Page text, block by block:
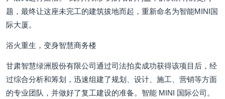
题，最终让这座未完工的建筑拔地而起，重新命名为智能MINI国
际大厦。
浴火重生，变身智慧商务楼
甘肃智慧绿洲股份有限公司通过司法拍卖成功获得该项目后，经
过综合分析和筹划，迅速组建了规划、设计、施工、营销等方面
的专业团队，并做好了复工建设的准备。智能 MINI 国际公司。